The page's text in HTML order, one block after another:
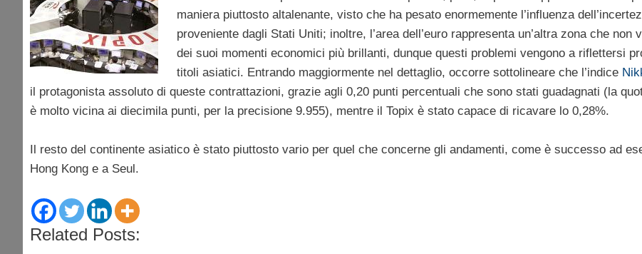
maniera piuttosto altalenante, visto che ha pesato enormemente l’influenza
proveniente dagli Stati Uniti; inoltre, l’area dell’euro rappresenta un’altra zona che non
dei suoi momenti economici più brillanti, dunque questi problemi vengono a riflettersi
titoli asiatici. Entrando maggiormente nel dettaglio, occorre sottolineare che l’indice
il protagonista assoluto di queste contrattazioni, grazie agli 0,20 punti percentuali che sono stati guadagnati (la
è molto vicina ai diecimila punti, per la precisione 9.955), mentre il Topix è stato capace di ricavare lo 0,28%.
Il resto del continente asiatico è stato piuttosto vario per quel che concerne gli andamenti, come è successo ad
Hong Kong e a Seul.
Related Posts: